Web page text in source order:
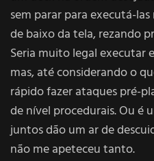
sem parar para executá-
de baixo da tela, rezando
Seria muito legal executar
mas, até considerando o
rápido fazer ataques pré-
de nível procedurais. Ou é
juntos dão um ar de
não me apeteceu tanto.